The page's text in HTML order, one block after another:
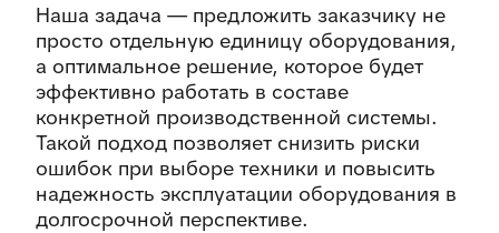
Наша задача — предложить заказчику не
просто отдельную единицу оборудования,
а оптимальное решение, которое будет
эффективно работать в составе
конкретной производственной системы.
Такой подход позволяет снизить риски
ошибок при выборе техники и повысить
надежность эксплуатации оборудования в
долгосрочной перспективе.